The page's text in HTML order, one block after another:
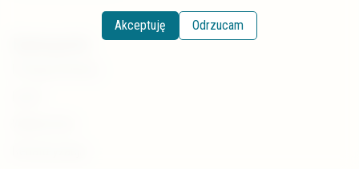
Akceptuję Odrzucam